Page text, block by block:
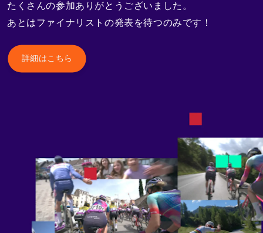
たくさんの参加ありがとうございました。
あとはファイナリストの発表を待つのみです！
詳細はこちら